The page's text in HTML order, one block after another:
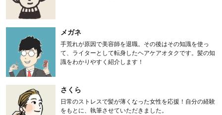
メガネ
手荒れが原因で美容師を退職。その後はその知識を使っ
て、ライターとして転身したヘアケアオタクです。髪の知
識をわかりやすく紹介します！
さくら
日常のストレスで髪が薄くなった女性を応援！自分の経験
をもとに、執筆させていただきました。